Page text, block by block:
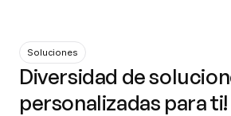
Soluciones
Diversidad de
personalizadas para ti!